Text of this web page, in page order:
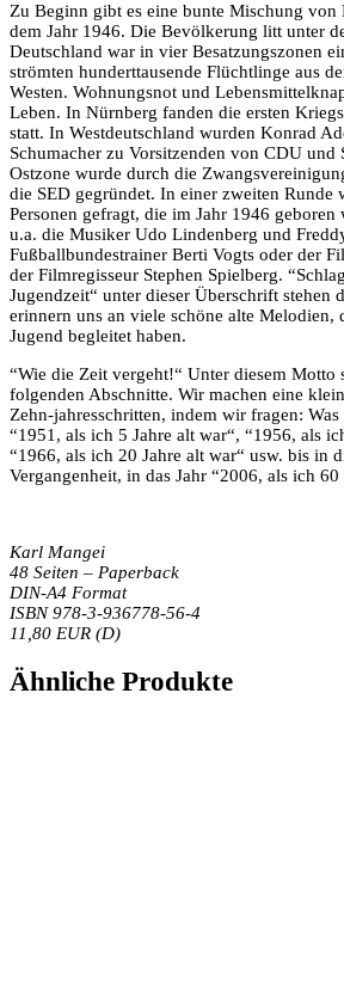
Zu Beginn gibt es eine bunte Mischung von
dem Jahr 1946. Die Bevölkerung litt unter
Deutschland war in vier Besatzungszonen
strömten hunderttausende Flüchtlinge aus
Westen. Wohnungsnot und
Leben. In Nürnberg fanden die ersten
statt. In Westdeutschland wurden Konrad
Schumacher zu Vorsitzenden von CDU und
Ostzone wurde durch die
die SED gegründet. In einer zweiten Runde
Personen gefragt, die im Jahr 1946
u.a. die Musiker Udo Lindenberg und
Fußballbundestrainer Berti Vogts oder der
der Filmregisseur Stephen Spielberg.
Jugendzeit“ unter dieser Überschrift stehen
erinnern uns an viele schöne alte Melodien,
Jugend begleitet haben.
“Wie die Zeit vergeht!“ Unter diesem Motto
folgenden Abschnitte. Wir machen eine
Zehn-jahresschritten, indem wir fragen:
“1951, als ich 5 Jahre alt war“, “1956, als
“1966, als ich 20 Jahre alt war“ usw. bis in
Vergangenheit, in das Jahr “2006, als ich 60
Karl Mangei
48 Seiten – Paperback
DIN-A4 Format
ISBN 978-3-936778-56-4
11,80 EUR (D)
Ähnliche Produkte